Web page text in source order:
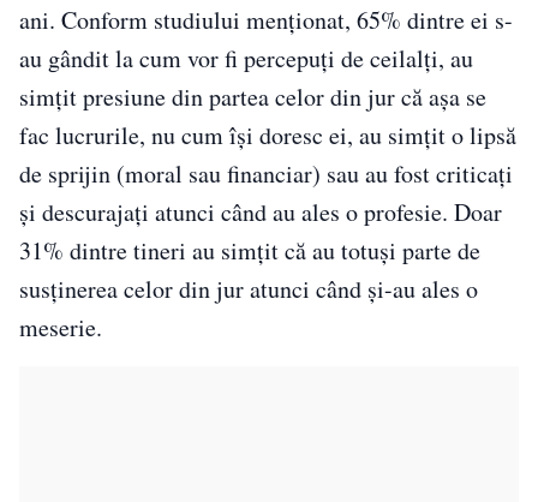
ani. Conform studiului menționat, 65% dintre ei s-
au gândit la cum vor fi percepuți de ceilalți, au
simțit presiune din partea celor din jur că așa se
fac lucrurile, nu cum își doresc ei, au simțit o lipsă
de sprijin (moral sau financiar) sau au fost criticați
și descurajați atunci când au ales o profesie. Doar
31% dintre tineri au simțit că au totuși parte de
susținerea celor din jur atunci când și-au ales o
meserie.